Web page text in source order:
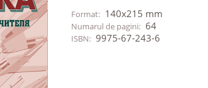
Format: 140x215 mm
Numarul de pagini: 64
ISBN: 9975-67-243-6